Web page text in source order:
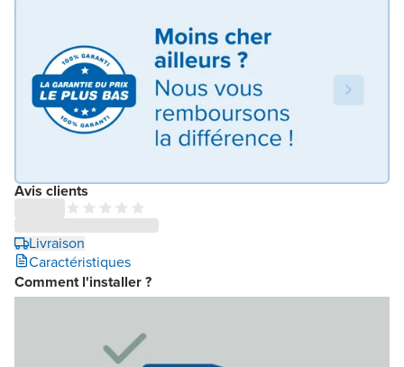
Avis clients
Livraison
Caractéristiques
Comment l'installer ?